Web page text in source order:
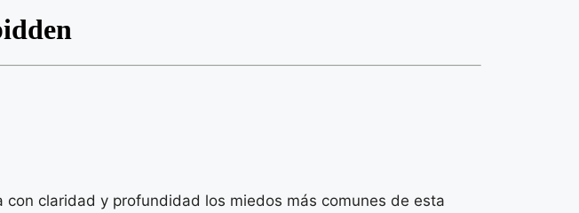
claridad y profundidad los miedos más comunes de esta